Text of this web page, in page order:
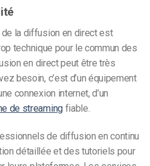
la diffusion en direct est
technique pour le commun des
en direct peut être très
besoin, c’est d’un équipement
connexion internet, d’un
de streamingfiable.
de diffusion en continu
détaillée et des tutoriels pour